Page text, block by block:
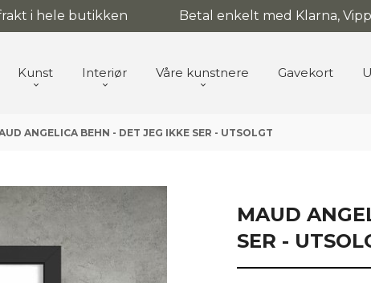
i hele butikken Betal enkelt med Klarna,
Kunst Interiør Våre kunstnere Gavekort
ANGELICA BEHN - DET JEG IKKE SER - UTSOLGT
MAUD
SER -